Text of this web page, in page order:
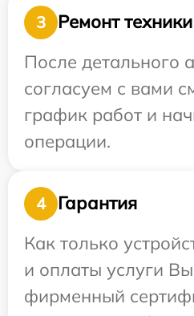
3
Ремонт техники
После детального
согласуем с вами
график работ и
операции.
4
Гарантия
Как только
и оплаты услуги
фирменный